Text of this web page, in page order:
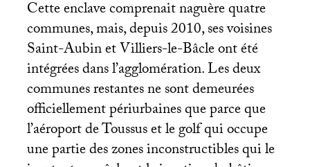
Cette enclave comprenait naguère quatre
communes, mais, depuis 2010, ses voisines
Saint-Aubin et Villiers-le-Bâcle ont été
intégrées dans l’agglomération. Les deux
communes restantes ne sont demeurées
officiellement périurbaines que parce que
l’aéroport de Toussus et le golf qui occupe
une partie des zones inconstructibles qui le